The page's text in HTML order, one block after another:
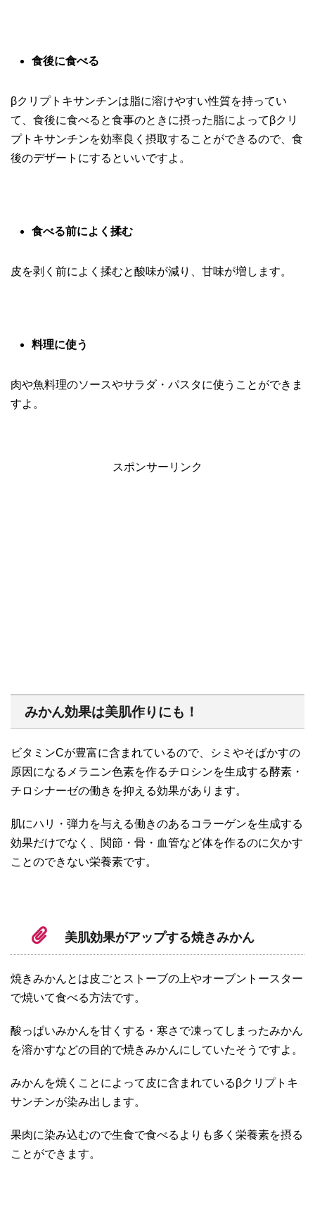
食後に食べる
βクリプトキサンチンは脂に溶けやすい性質を持ってい
て、食後に食べると食事のときに摂った脂によってβクリ
プトキサンチンを効率良く摂取することができるので、食
後のデザートにするといいですよ。
食べる前によく揉む
皮を剥く前によく揉むと酸味が減り、甘味が増します。
料理に使う
肉や魚料理のソースやサラダ・パスタに使うことができま
すよ。
スポンサーリンク
みかん効果は美肌作りにも！
ビタミンCが豊富に含まれているので、シミやそばかすの
原因になるメラニン色素を作るチロシンを生成する酵素・
チロシナーゼの働きを抑える効果があります。
肌にハリ・弾力を与える働きのあるコラーゲンを生成する
効果だけでなく、関節・骨・血管など体を作るのに欠かす
ことのできない栄養素です。
美肌効果がアップする焼きみかん
焼きみかんとは皮ごとストーブの上やオーブントースター
で焼いて食べる方法です。
酸っぱいみかんを甘くする・寒さで凍ってしまったみかん
を溶かすなどの目的で焼きみかんにしていたそうですよ。
みかんを焼くことによって皮に含まれているβクリプトキ
サンチンが染み出します。
果肉に染み込むので生食で食べるよりも多く栄養素を摂る
ことができます。